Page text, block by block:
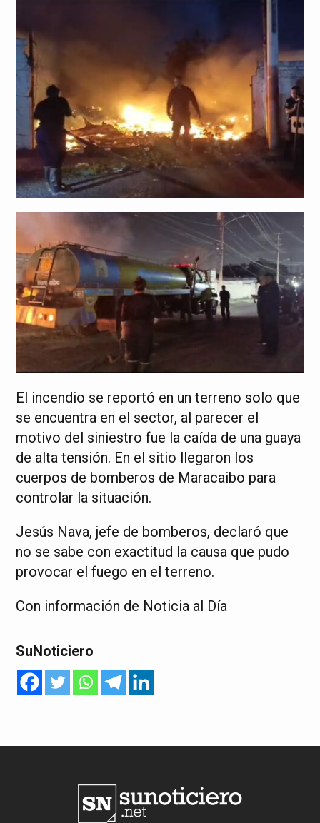
El incendio se reportó en un terreno solo que
se encuentra en el sector, al parecer el
motivo del siniestro fue la caída de una guaya
de alta tensión. En el sitio llegaron los
cuerpos de bomberos de Maracaibo para
controlar la situación.
Jesús Nava, jefe de bomberos, declaró que
no se sabe con exactitud la causa que pudo
provocar el fuego en el terreno.
Con información de Noticia al Día
SuNoticiero